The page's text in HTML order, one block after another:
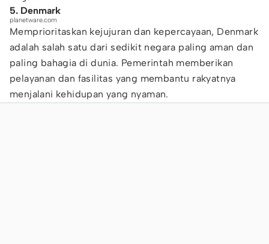
5. Denmark
planetware.com
Memprioritaskan kejujuran dan kepercayaan, Denmark
adalah salah satu dari sedikit negara paling aman dan
paling bahagia di dunia. Pemerintah memberikan
pelayanan dan fasilitas yang membantu rakyatnya
menjalani kehidupan yang nyaman.